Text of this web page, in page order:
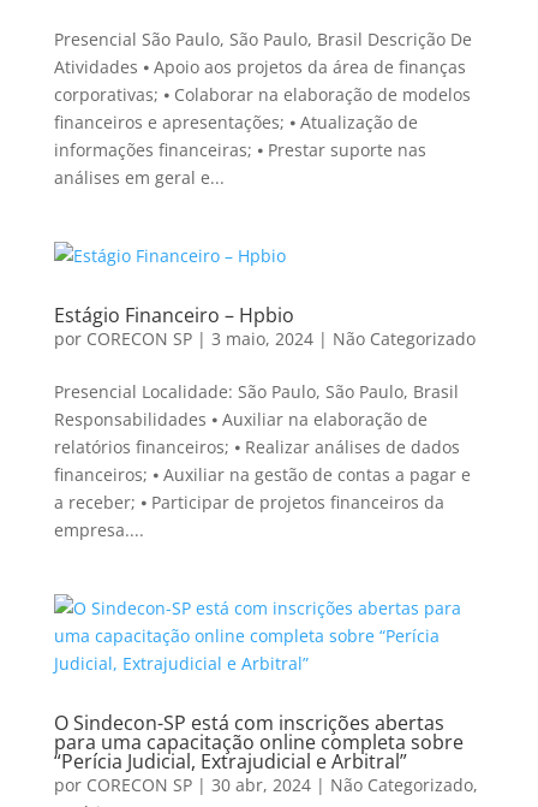
Presencial São Paulo, São Paulo, Brasil Descrição De
Atividades ⦁ Apoio aos projetos da área de finanças
corporativas; ⦁ Colaborar na elaboração de modelos
financeiros e apresentações; ⦁ Atualização de
informações financeiras; ⦁ Prestar suporte nas
análises em geral e...
Estágio Financeiro – Hpbio
por CORECON SP| 3 maio, 2024| Não Categorizado
Presencial Localidade: São Paulo, São Paulo, Brasil
Responsabilidades ⦁ Auxiliar na elaboração de
relatórios financeiros; ⦁ Realizar análises de dados
financeiros; ⦁ Auxiliar na gestão de contas a pagar e
a receber; ⦁ Participar de projetos financeiros da
empresa....
O Sindecon-SP está com inscrições abertas
para uma capacitação online completa sobre
“Perícia Judicial, Extrajudicial e Arbitral”
por CORECON SP| 30 abr, 2024| Não Categorizado,